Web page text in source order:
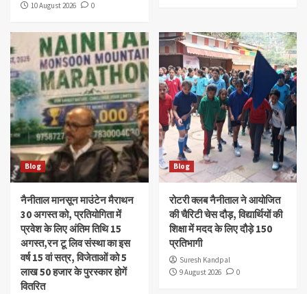
10 August 2026
0
Blog
नैनीताल मानसून माउंटेन मैराथन
30 अगस्त को, प्रतियोगिता में
प्रवेश के लिए अंतिम तिथि 15
अगस्त,रन टू लिव संस्था का इस
वर्ष 15 वां सत्र, विजेताओं को 5
लाख 50 हजार के पुरस्कार होगें
वितरित
Blog
रोटरी क्लब नैनीताल ने आयोजित
की चैरिटी चेस दौड़, विद्यार्थियों की
शिक्षा में मदद के लिए दौड़े 150
प्रतिभागी
Suresh Kandpal
9 August 2026
0